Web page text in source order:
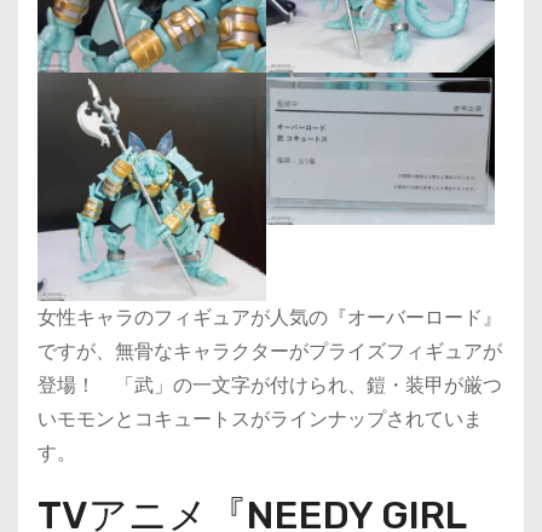
女性キャラのフィギュアが人気の『オーバーロード』
ですが、無骨なキャラクターがプライズフィギュアが
登場！ 「武」の一文字が付けられ、鎧・装甲が厳つ
いモモンとコキュートスがラインナップされていま
す。
TVアニメ『NEEDY GIRL